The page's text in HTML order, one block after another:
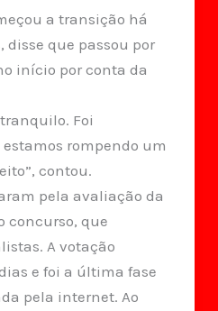
a transição há
disse que passou por
início por conta da
Foi
rompendo um
contou.
pela avaliação da
concurso, que
A votação
e foi a última fase
pela internet. Ao